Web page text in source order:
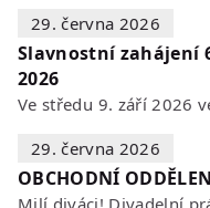
29. června 2026
Slavnostní zahájení
2026
29. června 2026
OBCHODNÍ